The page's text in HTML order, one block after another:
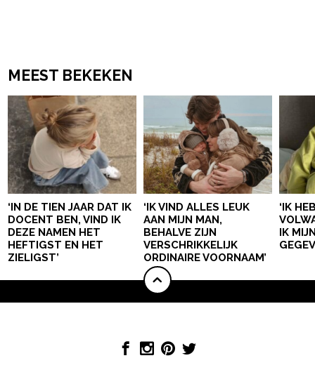
MEEST BEKEKEN
‘IN DE TIEN JAAR DAT IK
DOCENT BEN, VIND IK
DEZE NAMEN HET
HEFTIGST EN HET
ZIELIGST’
‘IK VIND ALLES LEUK
AAN MIJN MAN,
BEHALVE ZIJN
VERSCHRIKKELIJK
ORDINAIRE VOORNAAM’
‘IK
IK